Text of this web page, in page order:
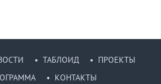
ТАБЛОИД
ПРОЕКТЫ
КОНТАКТЫ